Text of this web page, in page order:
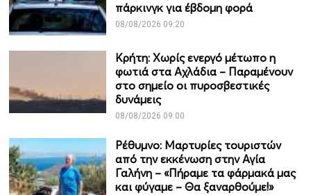
πάρκινγκ για έβδομη φορά
08/08/2026 09:20
Κρήτη: Χωρίς ενεργό μέτωπο η
φωτιά στα Αχλάδια – Παραμένουν
στο σημείο οι πυροσβεστικές
δυνάμεις
08/08/2026 09:00
Ρέθυμνο: Μαρτυρίες τουριστών
από την εκκένωση στην Αγία
Γαλήνη – «Πήραμε τα φάρμακά μας
και φύγαμε – Θα ξαναρθούμε!»